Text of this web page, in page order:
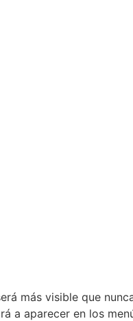
más visible que
a aparecer en los